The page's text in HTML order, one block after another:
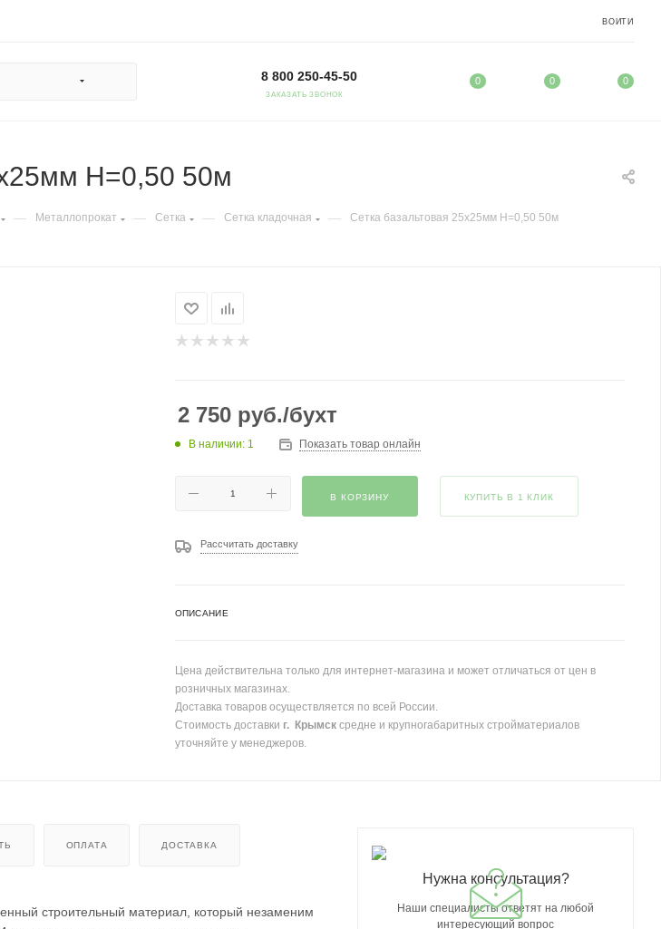
ВОЙТИ
8 800 250-45-50
ЗАКАЗАТЬ ЗВОНОК
0 0 0
H=0,50 50м
— Металлопрокат — Сетка — Сетка кладочная — Сетка базальтовая 25х25мм H=0,50 50м
2 750руб./бухт
В наличии: 1 Показать товар онлайн
В КОРЗИНУ КУПИТЬ В 1 КЛИК
Рассчитать доставку
ОПИСАНИЕ
Цена действительна только для интернет-магазина и может отличаться от цен в
розничных магазинах.
Доставка товаров осуществляется по всей России.
Стоимость доставки г. Крымсксредне и крупногабаритных стройматериалов
уточняйте у менеджеров.
ОПЛАТА ДОСТАВКА
строительный материал, который незаменим
Нужна консультация?
Наши специалисты ответят на любой
интересующий вопрос